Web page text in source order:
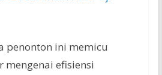
penonton ini memicu
mengenai efisiensi